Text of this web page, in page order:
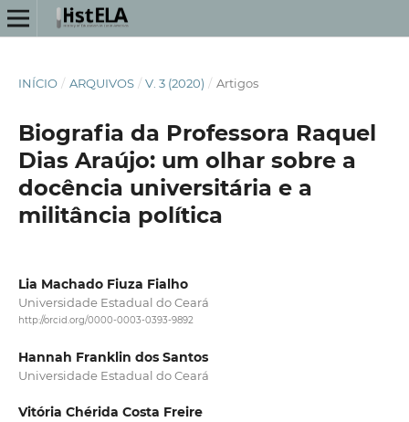
INÍCIO / ARQUIVOS / V. 3 (2020) / Artigos
Biografia da Professora Raquel
Dias Araújo: um olhar sobre a
docência universitária e a
militância política
Lia Machado Fiuza Fialho
Universidade Estadual do Ceará
http://orcid.org/0000-0003-0393-9892
Hannah Franklin dos Santos
Universidade Estadual do Ceará
Vitória Chérida Costa Freire